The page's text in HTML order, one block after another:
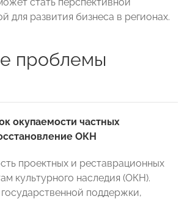
для развития бизнеса в регионах.
проблемы
окупаемости частных
ОКН
проектных и реставрационных
культурного наследия (ОКН).
поддержки,